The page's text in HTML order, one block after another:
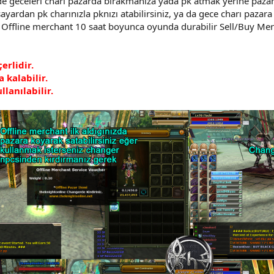
pk charınızla pknızı atabilirsiniz, ya da gece charı
merchant 10 saat boyunca oyunda durabilir Sell/Buy
kalabilir.